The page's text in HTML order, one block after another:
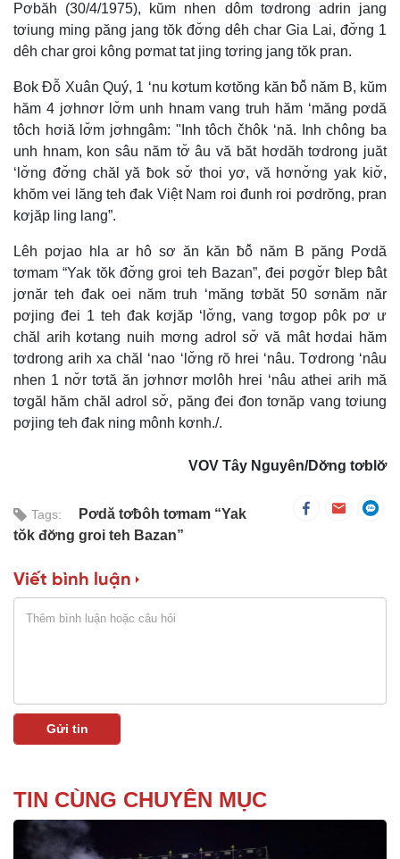
Pơbăh (30/4/1975), kŭm nhen dôm tơdrong adrin jang
tơiung ming păng jang tŏk đơ̆ng dêh char Gia Lai, đơ̆ng 1
dêh char groi kông pơmat tat jing tơring jang tŏk pran.
Ƀok Đỗ Xuân Quý, 1 ‘nu kơtum kơtŏng kăn ƀô̆ năm B, kŭm
hăm 4 jơhnơr lơ̆m unh hnam vang truh hăm ‘măng pơdă
tôch hơiă lơ̆m jơhngâm: "Inh tôch čhôk ‘nă. Inh chông ba
unh hnam, kon sâu năm tơ̆ âu vă băt hơdăh tơdrong juăt
‘lơ̆ng đơ̆ng chăl yă ƀok sơ̆ thoi yơ, vă hơnơ̆ng yak kiơ̆,
khŏm vei lăng teh đak Việt Nam roi đunh roi pơdrŏng, pran
kơjăp ling lang”.
Lêh pơjao hla ar hô sơ ăn kăn ƀô̆ năm B păng Pơdă
tơmam “Yak tŏk đơ̆ng groi teh Bazan”, đei pơgơ̆r ƀlep ƀât
jơnăr teh đak oei năm truh ‘măng tơbăt 50 sơnăm năr
pơjing đei 1 teh đak kơjăp ‘lơ̆ng, vang tơgop pôk pơ ư
chăl arih kơtang nuih mơng adrol sơ̆ vă mât hơdai hăm
tơdrong arih xa chăl ‘nao ‘lơ̆ng rŏ hrei ‘nâu. Tơdrong ‘nâu
nhen 1 nơ̆r tơtă ăn jơhnơr mơlôh hrei ‘nâu athei arih mă
tơgăl hăm chăl adrol sơ̆, păng đei đon tơnăp vang tơiung
pơjing teh đak ning mônh kơnh./.
VOV Tây Nguyên/Dơ̆ng tơblơ̆
Tags:
Pơdă tơƀôh tơmam “Yak
tŏk đơ̆ng groi teh Bazan”
Viết bình luận
TIN CÙNG CHUYÊN MỤC